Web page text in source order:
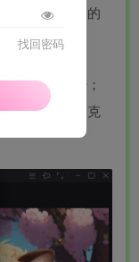
纯净又强大的
图也能秒开；
裁剪、打马赛克
找回密码